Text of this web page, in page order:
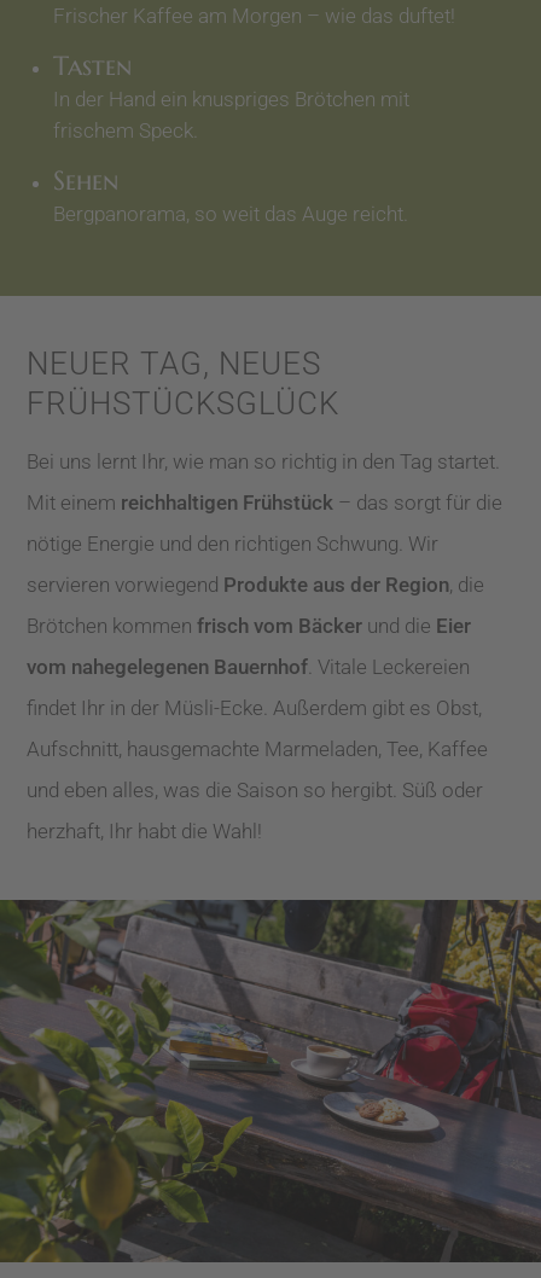
Frischer Kaffee am Morgen – wie das duftet!
Tasten
In der Hand ein knuspriges Brötchen mit
frischem Speck.
Sehen
Bergpanorama, so weit das Auge reicht.
NEUER TAG, NEUES
FRÜHSTÜCKSGLÜCK
Bei uns lernt Ihr, wie man so richtig in den Tag startet.
Mit einem reichhaltigen Frühstück – das sorgt für die
nötige Energie und den richtigen Schwung. Wir
servieren vorwiegend Produkte aus der Region, die
Brötchen kommenfrisch vom Bäcker und die Eier
vom nahegelegenen Bauernhof. Vitale Leckereien
findet Ihr in der Müsli-Ecke. Außerdem gibt es Obst,
Aufschnitt, hausgemachte Marmeladen, Tee, Kaffee
und eben alles, was die Saison so hergibt. Süß oder
herzhaft, Ihr habt die Wahl!